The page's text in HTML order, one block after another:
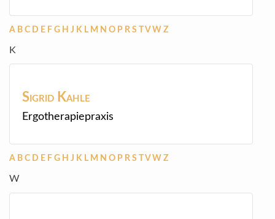
A B C D E F G H J K L M N O P R S TV W Z
K
Sigrid Kahle
Ergotherapiepraxis
A B C D E F G H J K L M N O P R S V W Z
W